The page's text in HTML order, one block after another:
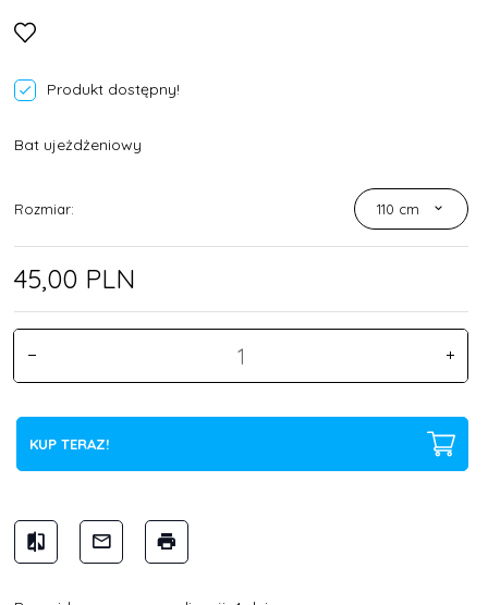
Produkt dostępny!
Bat ujeżdżeniowy
Rozmiar: 110 cm
45,00 PLN
KUP TERAZ!